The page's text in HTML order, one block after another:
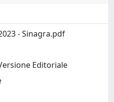
- Sinagra.pdf
Editoriale